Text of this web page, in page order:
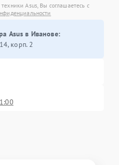
Asus, Вы соглашаетесь с
Asus в Иванове:
корп. 2